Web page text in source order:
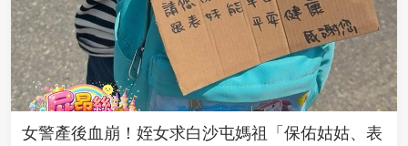
女警產後血崩！姪女求白沙屯媽祖「保佑姑姑、表